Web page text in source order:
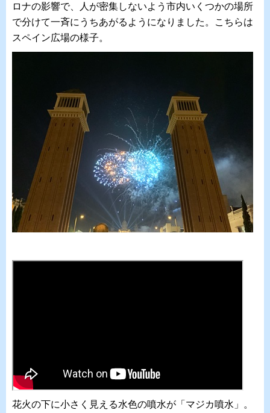
ロナの影響で、人が密集しないよう市内いくつかの場所
で分けて一斉にうちあがるようになりました。こちらは
スペイン広場の様子。
花火の下に小さく見える水色の噴水が「マジカ噴水」。